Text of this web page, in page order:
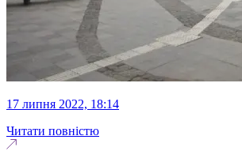
17 липня 2022, 18:14
Читати повністю